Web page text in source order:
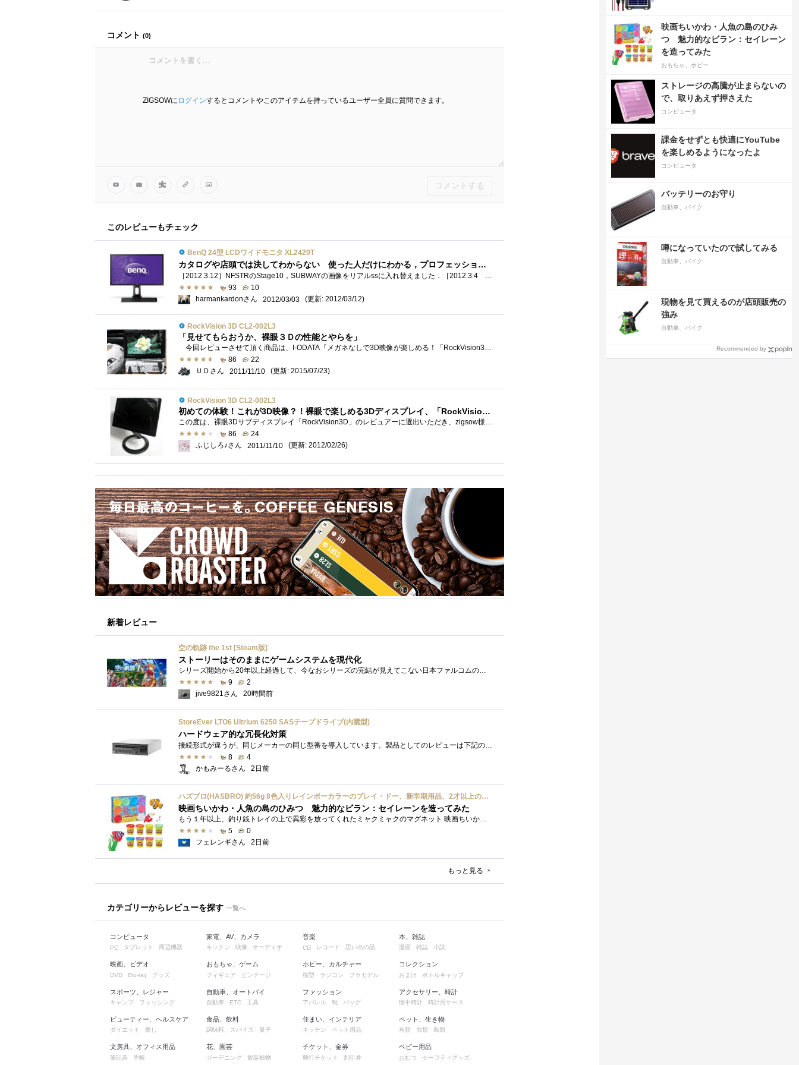
コメント (0)
ZIGSOWに ログインするとコメントやこのアイテムを持っているユーザー全員に質問できます。
コメントする
このレビューもチェック
BenQ 24型 LCDワイドモニタ XL2420T
カタログや店頭では決してわからない 使った人だけにわかる，プロフェッショナルゲーミングディスプレイの実力
［2012.3.12］NFSTRのStage10，SUBWAYの画像をリアルssに入れ替えました．［2012.3.4 修正］入力切替の件，修正ました． FPSゲーマー向けに多彩な機能を�...
93
10
harmankardonさん
2012/03/03 (更新: 2012/03/12)
RockVision 3D CL2-002L3
「見せてもらおうか、裸眼３Ｄの性能とやらを」
今回レビューさせて頂く商品は、I-ODATA『メガネなしで3D映像が楽しめる！「RockVision3D」』です。RockVision3D(ロックビジョンスリーディー) は、わ...
86
22
ＵＤさん
2011/11/10 (更新: 2015/07/23)
RockVision 3D CL2-002L3
初めての体験！これが3D映像？！裸眼で楽しめる3Dディスプレイ、「RockVision 3D」がやってきた！
この度は、裸眼3Dサブディスプレイ「RockVision3D」のレビュアーに選出いただき、zigsow様及び株式会社アイ・オー・データ機器様、関係各社様、並び...
86
24
ふじしろ♪さん
2011/11/10 (更新: 2012/02/26)
新着レビュー
空の軌跡 the 1st [Steam版]
ストーリーはそのままにゲームシステムを現代化
シリーズ開始から20年以上経過して、今なおシリーズの完結が見えてこない日本ファルコムのストーリーRPG、「英雄伝説軌跡シリーズ」。シリーズ...
9
2
jive9821さん
20時間前
StoreEver LTO6 Ultrium 6250 SASテープドライブ(内蔵型)
ハードウェア的な冗長化対策
接続形式が違うが、同じメーカーの同じ型番を導入しています。製品としてのレビューは下記の方で行っています。いざ使おうとしたときに故障�...
8
4
かもみーるさん
2日前
ハズブロ(HASBRO) 約56g 8色入りレインボーカラーのプレイ・ドー、新学期用品、2才以上のプリスクールの子供向け、子供向けのアート&クラフト 粘土 ねんど、こどもの日、子供の日プレゼント
映画ちいかわ・人魚の島のひみつ 魅力的なビラン：セイレーンを造ってみた
もう１年以上、釣り銭トレイの上で異彩を放ってくれたミャクミャクのマグネット 映画ちいかわ人魚の島のひみつを鑑賞後、素敵なビランのセイ...
5
0
フェレンギさん
2日前
もっと見る
カテゴリーからレビューを探す 一覧へ
コンピュータ
PC タブレット 周辺機器
映画、ビデオ
DVD Blu-ray グッズ
スポーツ、レジャー
キャンプ フィッシング
ビューティー、ヘルスケア
ダイエット 癒し
文房具、オフィス用品
筆記具 手帳
家電、AV、カメラ
キッチン 映像 オーディオ
おもちゃ、ゲーム
フィギュア ビンテージ
自動車、オートバイ
自動車 ETC 工具
食品、飲料
調味料、スパイス 菓子
花、園芸
ガーデニング 観葉植物
音楽
CD レコード 思い出の品
ホビー、カルチャー
模型 ラジコン プラモデル
ファッション
アパレル 靴 バッグ
住まい、インテリア
キッチン ペット用品
チケット、金券
興行チケット 割引券
本、雑誌
漫画 雑誌 小説
コレクション
おまけ ボトルキャップ
アクセサリー、時計
懐中時計 時計用ケース
ペット、生き物
魚類 虫類 鳥類
ベビー用品
おむつ セーフティグッズ
映画ちいかわ・人魚の島のひみ
つ 魅力的なビラン：セイレーン
を造ってみた
おもちゃ、ホビー
ストレージの高騰が止まらないの
で、取りあえず押さえた
コンピュータ
課金をせずとも快適にYouTube
を楽しめるようになったよ
コンピュータ
バッテリーのお守り
自動車、バイク
噂になっていたので試してみる
自動車、バイク
現物を見て買えるのが店頭販売の
強み
自動車、バイク
Recommended by